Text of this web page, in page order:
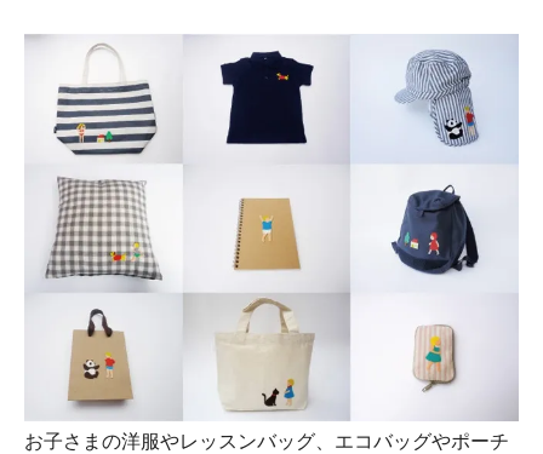
お子さまの洋服やレッスンバッグ、エコバッグやポーチ